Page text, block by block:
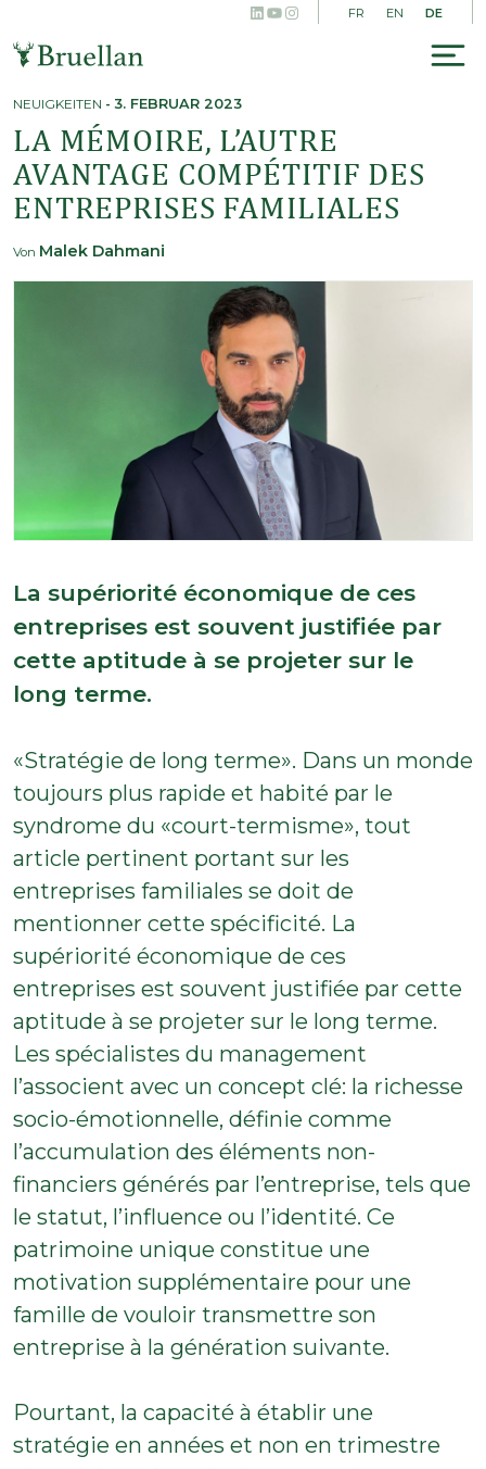
to
content
LinkedIn
YouTube
Instagram
FR EN DE
NEUIGKEITEN - 3. FEBRUAR 2023
LA MÉMOIRE, L’AUTRE
AVANTAGE COMPÉTITIF DES
ENTREPRISES FAMILIALES
Von Malek Dahmani
La supériorité économique de ces
entreprises est souvent justifiée par
cette aptitude à se projeter sur le
long terme.
«Stratégie de long terme». Dans un monde
toujours plus rapide et habité par le
syndrome du «court-termisme», tout
article pertinent portant sur les
entreprises familiales se doit de
mentionner cette spécificité. La
supériorité économique de ces
entreprises est souvent justifiée par cette
aptitude à se projeter sur le long terme.
Les spécialistes du management
l’associent avec un concept clé: la richesse
socio-émotionnelle, définie comme
l’accumulation des éléments non-
financiers générés par l’entreprise, tels que
le statut, l’influence ou l’identité. Ce
patrimoine unique constitue une
motivation supplémentaire pour une
famille de vouloir transmettre son
entreprise à la génération suivante.
Pourtant, la capacité à établir une
stratégie en années et non en trimestre